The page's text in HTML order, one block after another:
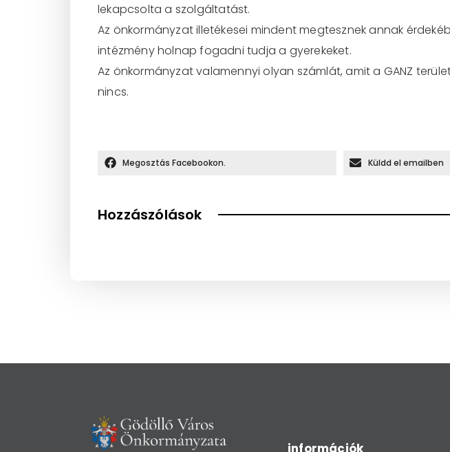
lekapcsolta a szolgáltatást.
Az önkormányzat illetékesei mindent megtesznek annak
intézmény holnap fogadni tudja a gyerekeket.
Az önkormányzat valamennyi olyan számlát, amit a GANZ
nincs.
Megosztás Facebookon. Küldd el emailben
Hozzászólások
információk